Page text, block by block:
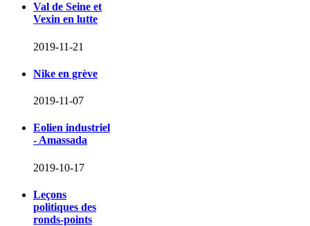
Val de Seine et
Vexin en lutte
2019-11-21
Nike en grève
2019-11-07
Eolien industriel
- Amassada
2019-10-17
Leçons
politiques des
ronds-points